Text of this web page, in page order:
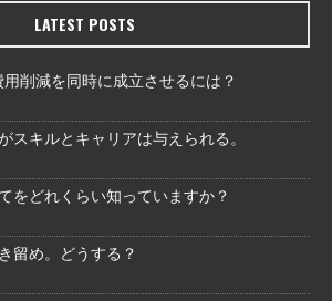
LATEST POSTS
削減を同時に成立させるには？
スキルとキャリアは与えられる。
をどれくらい知っていますか？
留め。どうする？